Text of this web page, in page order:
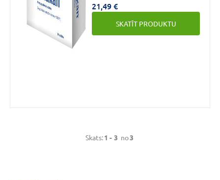
pieaugušajiem.
21,49 €
SKATĪT PRODUKTU
Skats:1 - 3 no3